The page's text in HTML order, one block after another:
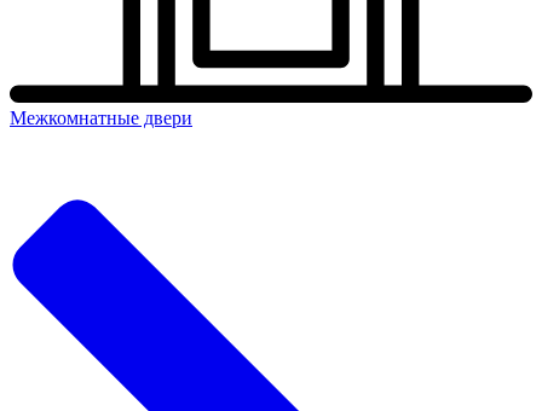
Межкомнатные двери